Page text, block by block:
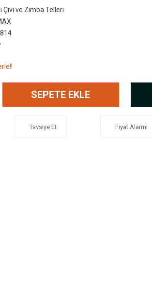
Çivi ve Zımba Telleri
SEPETE EKLE
Tavsiye Et Fiyat Alarmı